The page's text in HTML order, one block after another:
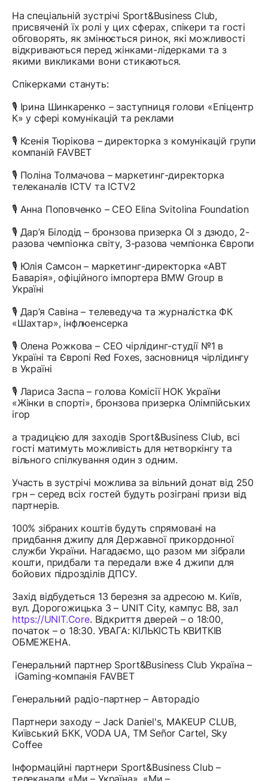
На спеціальній зустрічі Sport&Business Club,
присвяченій їх ролі у цих сферах, спікери та гості
обговорять, як змінюється ринок, які можливості
відкриваються перед жінками-лідерками та з
якими викликами вони стикаються.
Спікерками стануть:
🎙 Ірина Шинкаренко – заступниця голови «Епіцентр
К» у сфері комунікацій та реклами
🎙 Ксенія Тюрікова – директорка з комунікацій групи
компаній FAVBET
🎙 Поліна Толмачова – маркетинг-директорка
телеканалів ICTV та ICTV2
🎙 Анна Поповченко – CEO Elina Svitolina Foundation
🎙 Дар’я Білодід – бронзова призерка ОІ з дзюдо, 2-
разова чемпіонка світу, 3-разова чемпіонка Європи
🎙 Юлія Самсон – маркетинг-директорка «АВТ
Баварія», офіційного імпортера BMW Group в
Україні
🎙 Дар’я Савіна – телеведуча та журналістка ФК
«Шахтар», інфлюенсерка
🎙 Олена Рожкова – CEO чірлідинг-студії №1 в
Україні та Європі Red Foxes, засновниця чірлідингу
в Україні
🎙 Лариса Заспа – голова Комісії НОК України
«Жінки в спорті», бронзова призерка Олімпійських
ігор
а традицією для заходів Sport&Business Club, всі
гості матимуть можливість для нетворкінгу та
вільного спілкування один з одним.
Участь в зустрічі можлива за вільний донат від 250
грн – серед всіх гостей будуть розіграні призи від
партнерів.
100% зібраних коштів будуть спрямовані на
придбання джипу для Державної прикордонної
служби України. Нагадаємо, що разом ми зібрали
кошти, придбали та передали вже 4 джипи для
бойових підрозділів ДПСУ.
Захід відбудеться 13 березня за адресою м. Київ,
вул. Дорогожицька 3 – UNIT City, кампус B8, зал
https://UNIT.Core. Відкриття дверей – о 18:00,
початок – о 18:30. УВАГА: КІЛЬКІСТЬ КВИТКІВ
ОБМЕЖЕНА.
Генеральний партнер Sport&Business Club Україна –
iGaming-компанія FAVBET
Генеральний радіо-партнер – Авторадіо
Партнери заходу – Jack Daniel's, MAKEUP CLUB,
Київський БКК, VODA UA, ТМ Señor Cartel, Sky
Coffee
Інформаційні партнери Sport&Business Club –